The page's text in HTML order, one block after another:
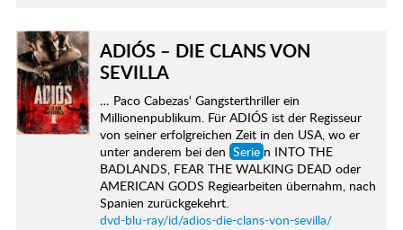
ADIÓS – DIE CLANS VON
SEVILLA
… Paco Cabezas‘ Gangsterthriller ein
Millionenpublikum. Für ADIÓS ist der Regisseur
von seiner erfolgreichen Zeit in den USA, wo er
unter anderem bei den Serie n INTO THE
BADLANDS, FEAR THE WALKING DEAD oder
AMERICAN GODS Regiearbeiten übernahm, nach
Spanien zurückgekehrt.
dvd-blu-ray/id/adios-die-clans-von-sevilla/